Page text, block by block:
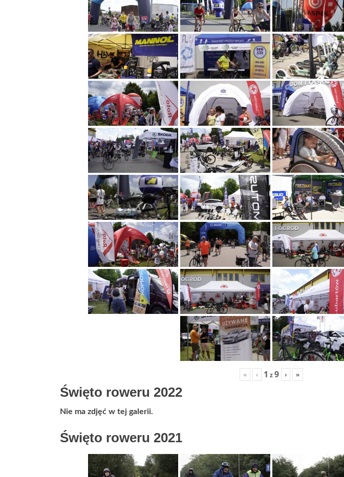
« ‹ 1 z9 › »
Święto roweru 2022
Nie ma zdjęć w tej galerii.
Święto roweru 2021